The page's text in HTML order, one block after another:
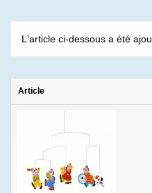
L'article ci-dessous a été
Article